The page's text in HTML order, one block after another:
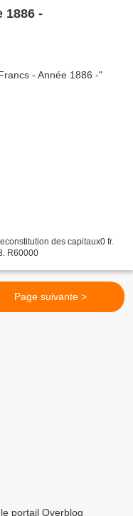
- Année 1886 -
des capitaux0 fr.
R60000
Page suivante >
portail Overblog